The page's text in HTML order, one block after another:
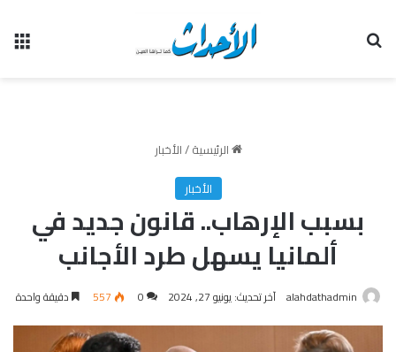
الرئيسية/الأخبار
الأخبار
بسبب الإرهاب.. قانون جديد في
ألمانيا يسهل طرد الأجانب
alahdathadmin آخر تحديث: يونيو 27, 2024 0
557 دقيقة واحدة